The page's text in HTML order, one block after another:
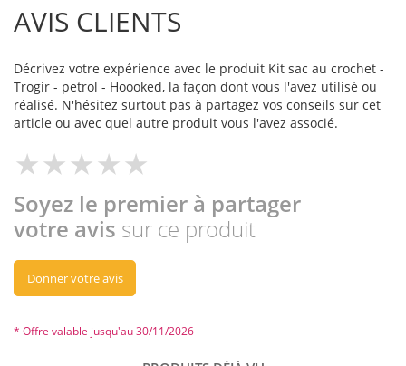
AVIS CLIENTS
Décrivez votre expérience avec le produit Kit sac au crochet -
Trogir - petrol - Hoooked, la façon dont vous l'avez utilisé ou
réalisé. N'hésitez surtout pas à partagez vos conseils sur cet
article ou avec quel autre produit vous l'avez associé.
Soyez le premier à partager
votre avis sur ce produit
Donner votre avis
* Offre valable jusqu'au 30/11/2026